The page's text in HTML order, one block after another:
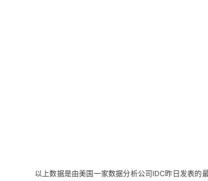
以上数据是由美国一家数据分析公司IDC昨日发表的